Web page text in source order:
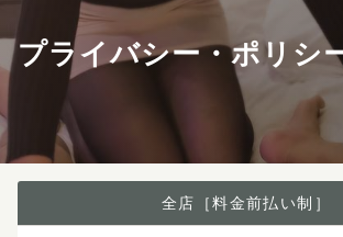
プライバシー・ポリシ
全店［料金前払い制］